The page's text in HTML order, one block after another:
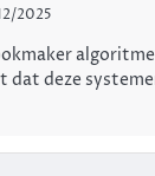
2025
dat deze